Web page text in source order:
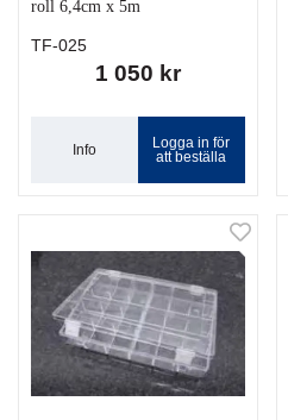
roll 6,4cm x 5m
TF-025
1 050 kr
Info
Logga in för
att beställa